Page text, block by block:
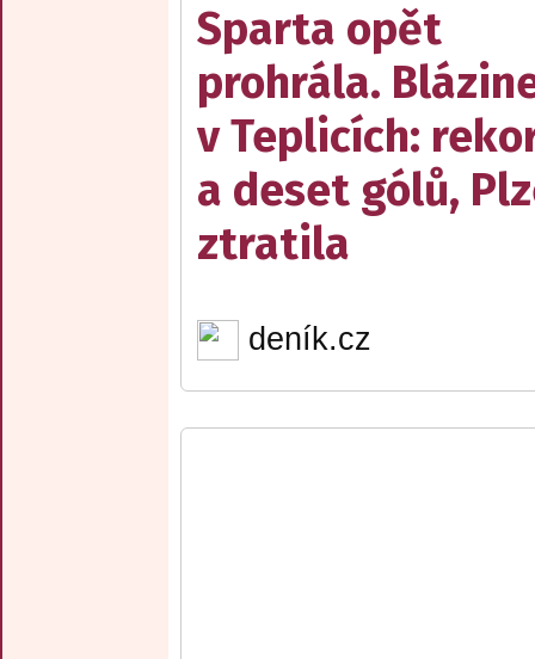
Sparta opět
prohrála.
v Teplicích:
a deset gólů,
ztratila
deník.cz